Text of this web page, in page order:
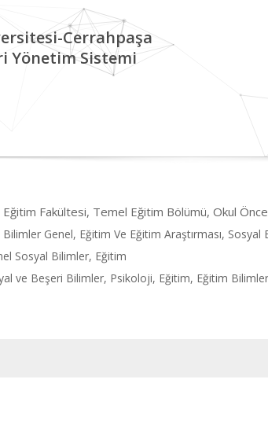
Cerrahpaşa
Yönetim Sistemi
Eğitim Fakültesi, Temel Eğitim Bölümü, Okul
Bilimler Genel, Eğitim Ve Eğitim Araştırması, Sosyal
Sosyal Bilimler, Eğitim
ve Beşeri Bilimler, Psikoloji, Eğitim, Eğitim